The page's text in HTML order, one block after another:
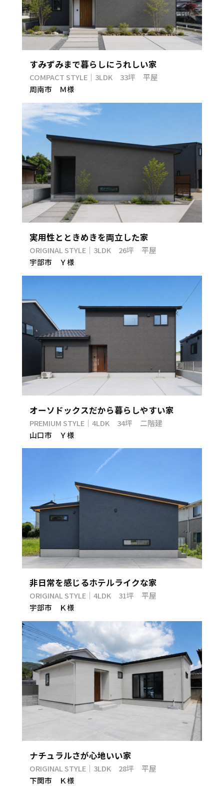
すみずみまで暮らしにうれしい家
COMPACT STYLE｜3LDK 33坪 平屋
周南市 Ｍ様
実用性とときめきを両立した家
ORIGINAL STYLE｜3LDK 26坪 平屋
宇部市 Ｙ様
オーソドックスだから暮らしやすい家
PREMIUM STYLE｜4LDK 34坪 二階建
山口市 Ｙ様
非日常を感じるホテルライクな家
ORIGINAL STYLE｜4LDK 31坪 平屋
宇部市 Ｋ様
ナチュラルさが心地いい家
ORIGINAL STYLE｜3LDK 28坪 平屋
下関市 Ｋ様